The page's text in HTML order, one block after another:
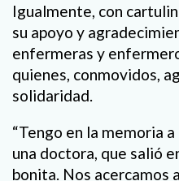
Igualmente, con
su apoyo y
enfermeras y
quienes, conmovidos,
solidaridad.
“Tengo en la memoria
una doctora, que salió
bonita. Nos acercamos